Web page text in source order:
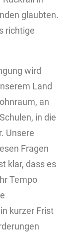
glaubten.
richtige
wird
Land
an
in die
Unsere
Fragen
klar, dass es
Tempo
kurzer Frist